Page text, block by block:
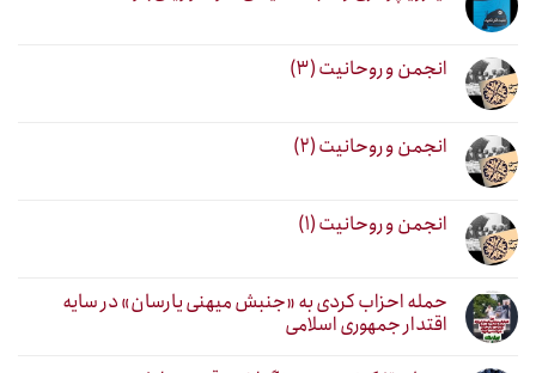
انجمن و روحانیت (۳)
انجمن و روحانیت (۲)
انجمن و روحانیت (۱)
حمله احزاب کردی به «جنبش میهنی یارسان» در سایه
اقتدار جمهوری اسلامی